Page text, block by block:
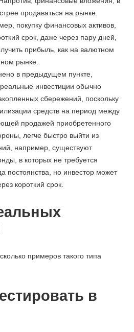
продаваться на рынке.
покупку финансовых активов,
срок, даже через пару дней,
прибыль, как на валютном
рынке.
в предыдущем пункте,
инвестиции обычно
сбережений, поскольку
средств на период между
продажей приобретенного
легче быстро выйти из
например, существуют
в которых не требуется
постоянства, но инвестор может
короткий срок.
примеров такого типа
в